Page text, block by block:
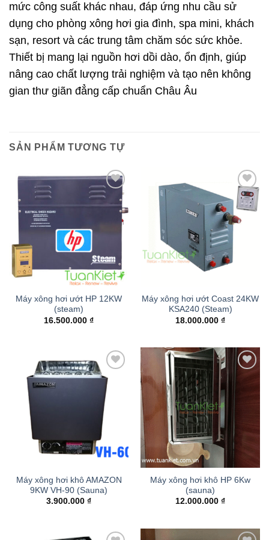
mức công suất khác nhau, đáp ứng nhu cầu sử
dụng cho phòng xông hơi gia đình, spa mini, khách
sạn, resort và các trung tâm chăm sóc sức khỏe.
Thiết bị mang lại nguồn hơi dồi dào, ổn định, giúp
nâng cao chất lượng trải nghiệm và tạo nên không
gian thư giãn đẳng cấp chuẩn Châu Âu
SẢN PHẨM TƯƠNG TỰ
Add to
wishlist
Máy xông hơi ướt HP 12KW
(steam)
16.500.000 ₫
Add to
wishlist
Máy xông hơi ướt Coast 24KW
KSA240 (Steam)
18.000.000 ₫
Add to
wishlist
Máy xông hơi khô AMAZON
9KW VH-90 (Sauna)
3.900.000 ₫
Máy xông hơi khô HP 6Kw
(sauna)
12.000.000 ₫